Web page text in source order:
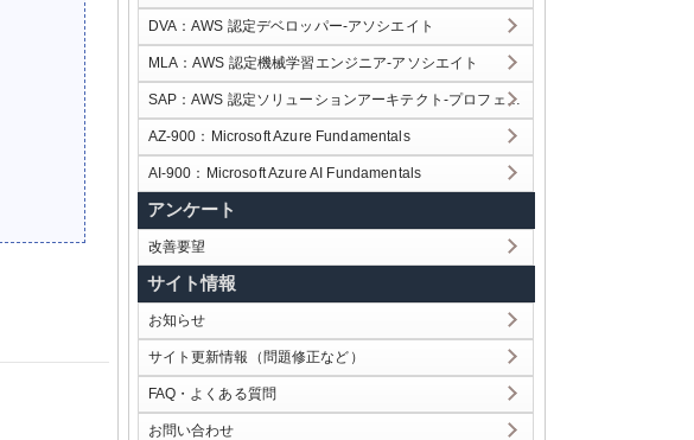
DVA：AWS 認定デベロッパー-アソシエイト
MLA：AWS 認定機械学習エンジニア-アソシエイト
SAP：AWS 認定ソリューションアーキテクト-プロフェッショナル
AZ-900：Microsoft Azure Fundamentals
AI-900：Microsoft Azure AI Fundamentals
アンケート
改善要望
サイト情報
お知らせ
サイト更新情報（問題修正など）
FAQ・よくある質問
お問い合わせ